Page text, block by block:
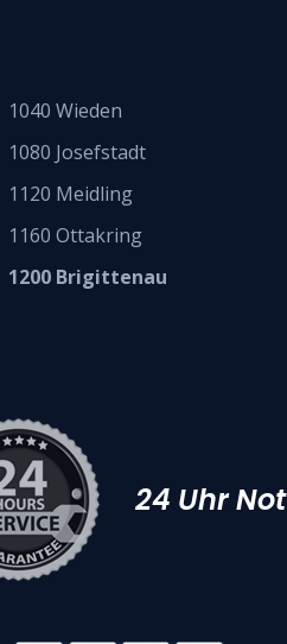
1040 Wieden
1080 Josefstadt
1120 Meidling
1160 Ottakring
1200 Brigittenau
24 Uhr